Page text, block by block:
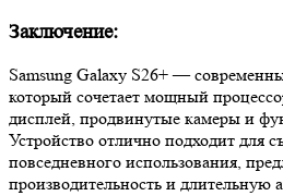
Заключение:
Samsung Galaxy S26+ —
который сочетает мощный
дисплей, продвинутые камеры и
Устройство отлично подходит для
повседневного использования,
производительность и длительную